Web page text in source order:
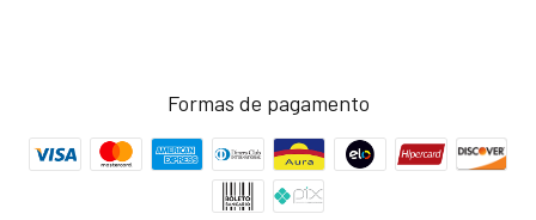
Formas de pagamento